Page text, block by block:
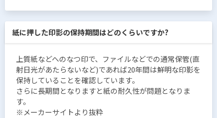
紙に押した印影の保持期間はどのくらいですか?
上質紙などへのなつ印で、ファイルなどでの通常保管(直
射日光があたらないなど)であれば20年間は鮮明な印影を
保持していることを確認しています。
さらに長期間となりますと紙の耐久性が問題となりま
す。
※メーカーサイトより抜粋